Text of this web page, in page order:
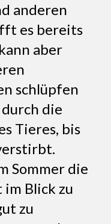
anderen
es bereits
aber
schlüpfen
die
Tieres, bis
Sommer die
Blick zu
zu